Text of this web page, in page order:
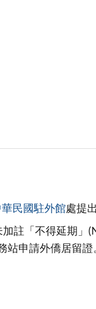
華民國駐外館處提
註「不得延期」
站申請外僑居留證